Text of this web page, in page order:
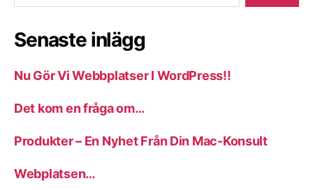
Senaste inlägg
Nu Gör Vi Webbplatser I WordPress!!
Det kom en fråga om…
Produkter – En Nyhet Från Din Mac-Konsult
Webplatsen…